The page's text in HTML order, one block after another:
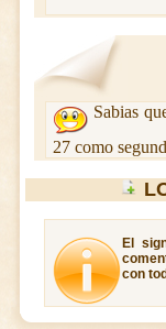
Sabias
27 como
El
con